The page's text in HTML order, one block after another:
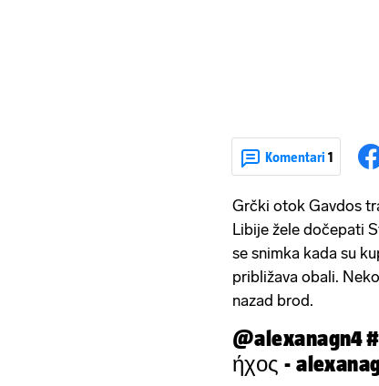
Komentari 1
Grčki otok Gavdos
Libije žele dočepati
se snimka kada su
približava obali.
nazad brod.
@alexanagn4
ήχος -